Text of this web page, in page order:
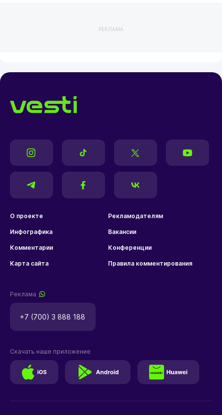
РЕКЛАМА
О проекте Рекламодателям
Инфографика Вакансии
Комментарии Конференции
Карта сайта Правила комментирования
Реклама
+7 (700) 3 888 188
Скачать наше приложение